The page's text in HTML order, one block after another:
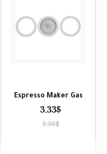
Espresso Maker Gas
3.33$
3.50$